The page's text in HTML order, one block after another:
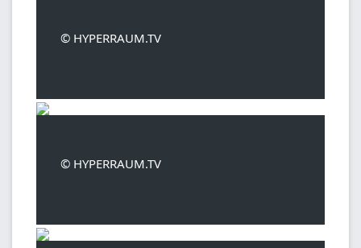
© HYPERRAUM.TV
© HYPERRAUM.TV